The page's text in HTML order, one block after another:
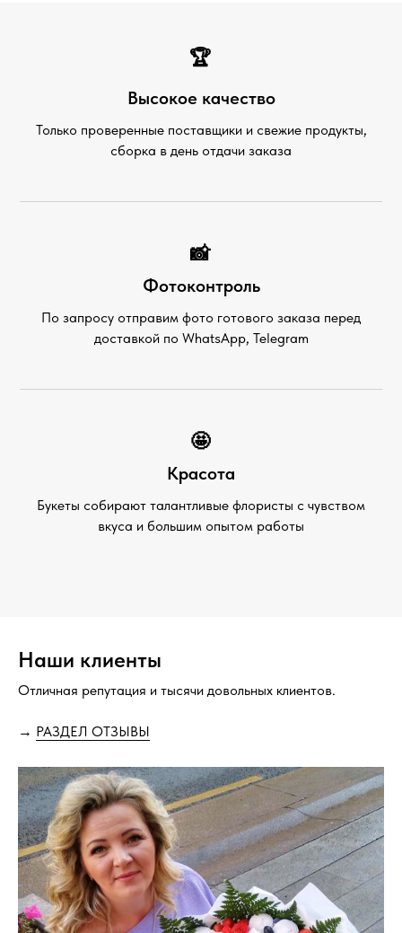
🏆
Высокое качество
Только проверенные поставщики и свежие продукты,
сборка в день отдачи заказа
📸
Фотоконтроль
По запросу отправим фото готового заказа перед
доставкой по WhatsApp, Telegram
🤩
Красота
Букеты собирают талантливые флористы с чувством
вкуса и большим опытом работы
Наши клиенты
Отличная репутация и тысячи довольных клиентов.
→ РАЗДЕЛ ОТЗЫВЫ